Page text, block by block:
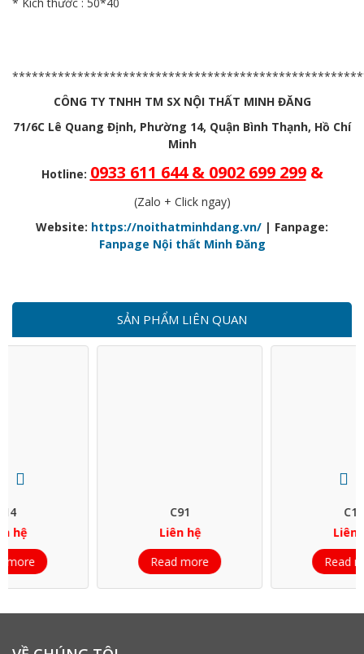
CÔNG TY TNHH TM SX NỘI THẤT MINH ĐĂNG
71/6C Lê Quang Định, Phường 14, Quận Bình Thạnh, Hồ Chí
Minh
Hotline: 0933 611 644 & 0902 699 299 &
(Zalo + Click ngay)
Website: https://noithatminhdang.vn/ | Fanpage:
Fanpage Nội thất Minh Đăng
SẢN PHẨM LIÊN QUAN